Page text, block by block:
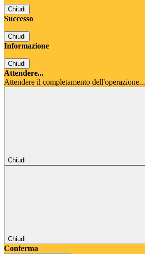
Chiudi
Successo
Chiudi
Informazione
Chiudi
Attendere...
Attendere il completamento dell'operazione...
Chiudi
Chiudi
Conferma